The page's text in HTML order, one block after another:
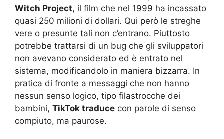
Witch Project, il film che nel 1999 ha incassato
quasi 250 milioni di dollari. Qui però le streghe
vere o presunte tali non c’entrano. Piuttosto
potrebbe trattarsi di un bug che gli sviluppatori
non avevano considerato ed è entrato nel
sistema, modificandolo in maniera bizzarra. In
pratica di fronte a messaggi che non hanno
nessun senso logico, tipo filastrocche dei
bambini, TikTok traduce con parole di senso
compiuto, ma paurose.